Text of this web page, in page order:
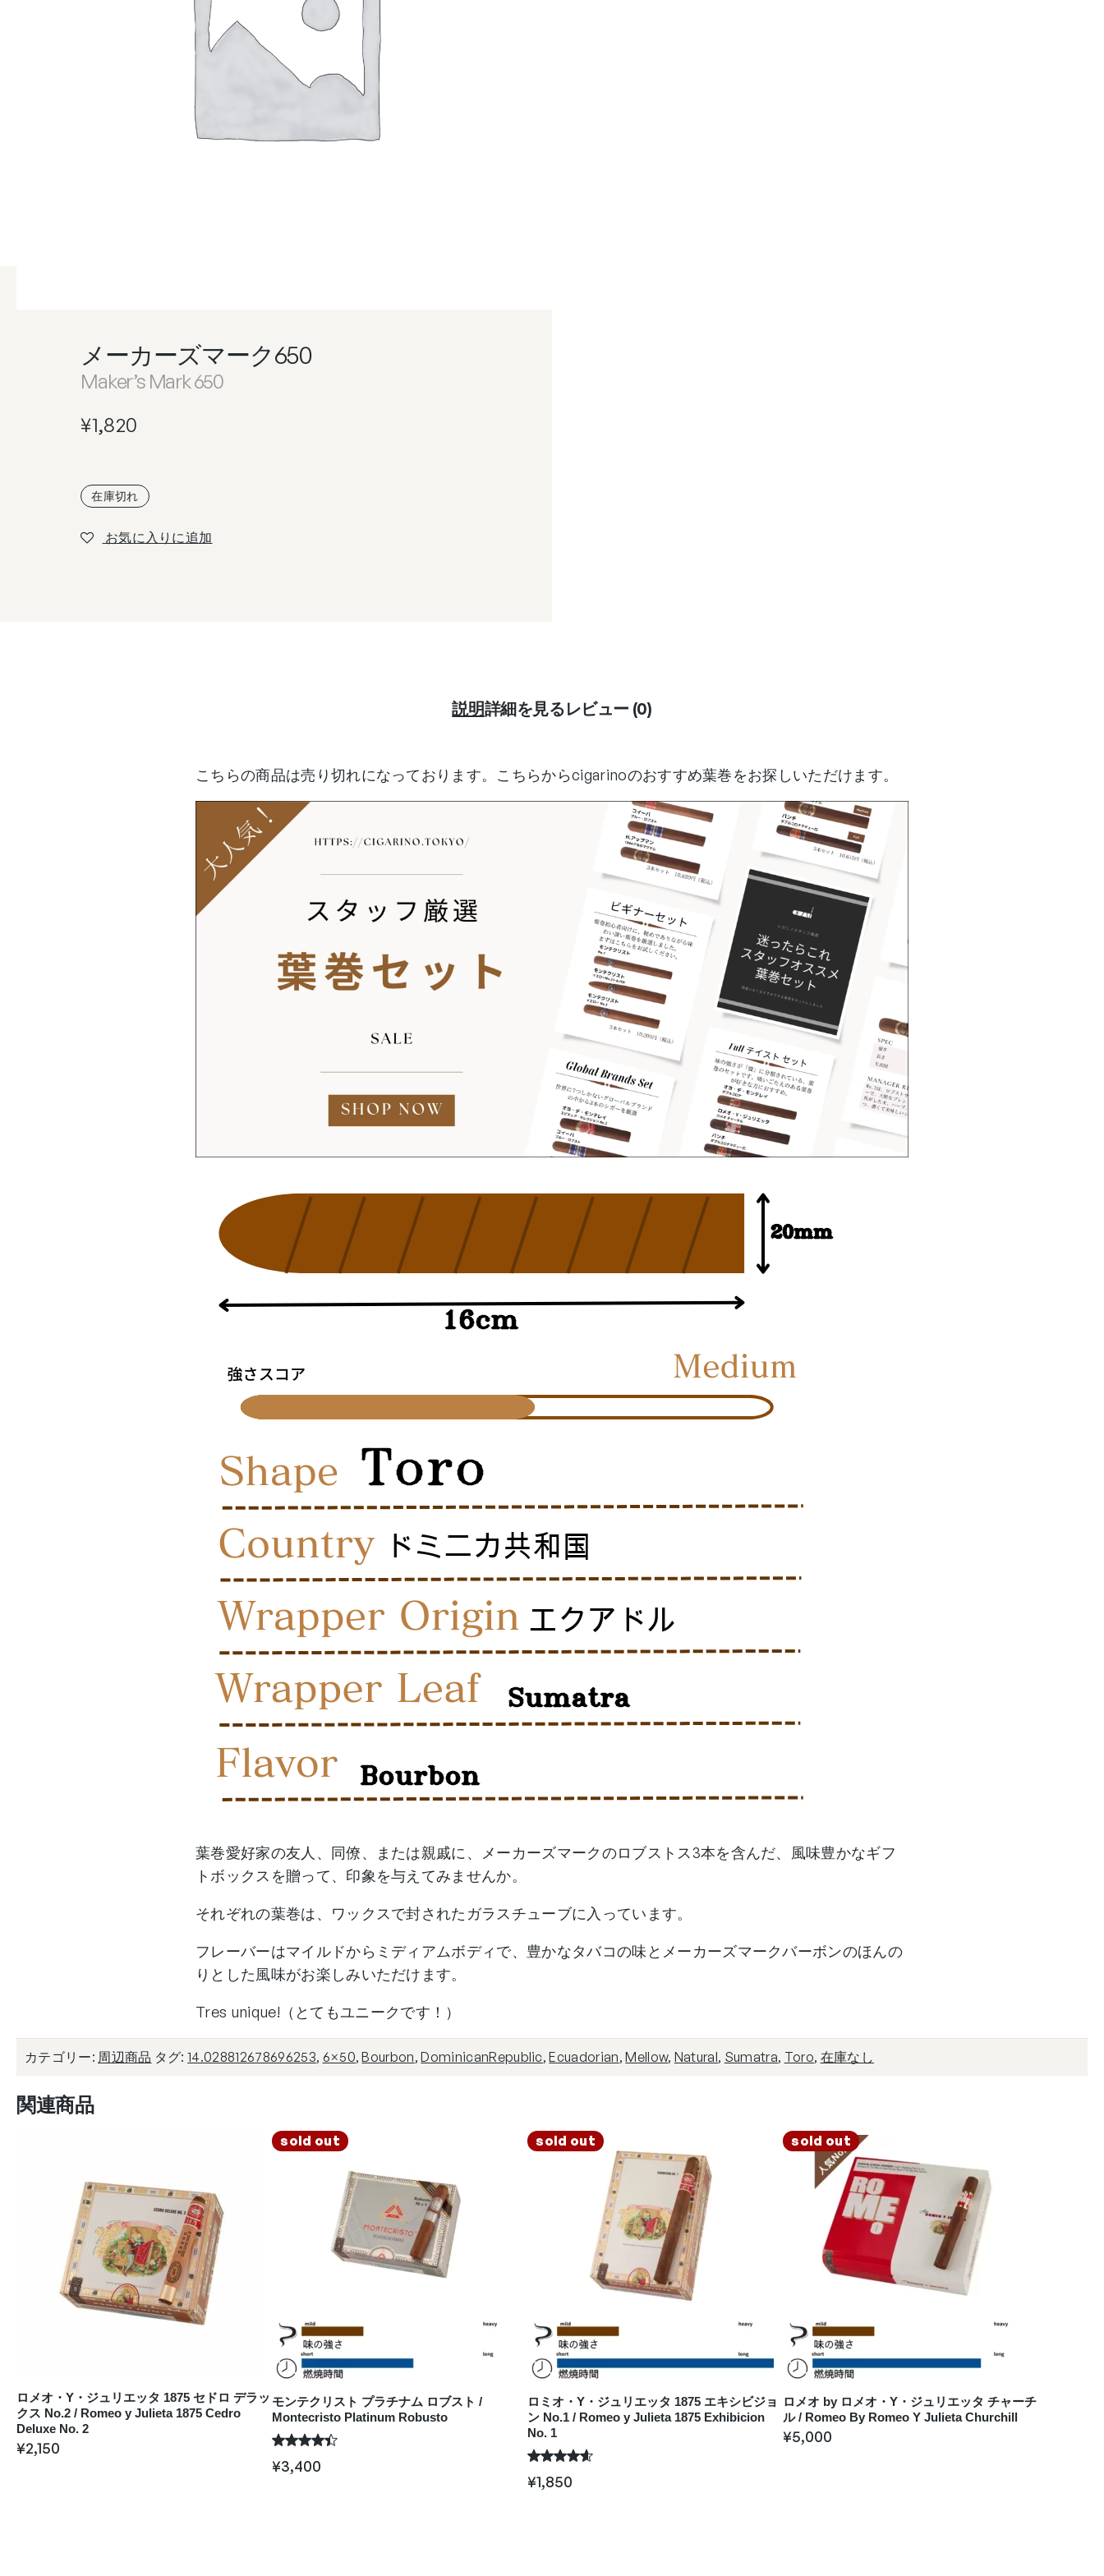
メーカーズマーク650
Maker’s Mark 650
¥1,820
在庫切れ
お気に入りに追加
説明詳細を見るレビュー (0)
こちらの商品は売り切れになっております。こちらからcigarinoのおすすめ葉巻をお探しいただけます。
葉巻愛好家の友人、同僚、または親戚に、メーカーズマークのロブストス3本を含んだ、風味豊かなギフ
トボックスを贈って、印象を与えてみませんか。
それぞれの葉巻は、ワックスで封されたガラスチューブに入っています。
フレーバーはマイルドからミディアムボディで、豊かなタバコの味とメーカーズマークバーボンのほんの
りとした風味がお楽しみいただけます。
Tres unique!（とてもユニークです！）
カテゴリー: 周辺商品 タグ:14.028812678696253, 6×50,Bourbon,DominicanRepublic,Ecuadorian,Mellow, Natural, Sumatra, Toro, 在庫なし
関連商品
ロメオ・Y・ジュリエッタ 1875 セドロ デラッ
クス No.2 / Romeo y Julieta 1875 Cedro
Deluxe No. 2
¥2,150
sold out
モンテクリスト プラチナム ロブスト /
Montecristo Platinum Robusto
¥3,400
sold out
ロミオ・Y・ジュリエッタ 1875 エキシビジョ
ン No.1 / Romeo y Julieta 1875 Exhibicion
No. 1
¥1,850
sold out
ロメオ by ロメオ・Y・ジュリエッタ チャーチ
ル / Romeo By Romeo Y Julieta Churchill
¥5,000